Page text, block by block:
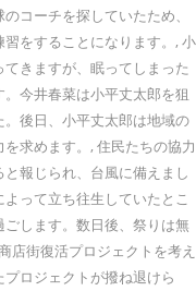
コーチを探していたため、
をすることになります。, 小
きますが、眠ってしまった
今井春菜は小平丈太郎を狙
後日、小平丈太郎は地域の
求めます。, 住民たちの協力
報じられ、台風に備えまし
って立ち往生していたとこ
します。数日後、祭りは無
店街復活プロジェクトを考え
ロジェクトが撥ね退けら